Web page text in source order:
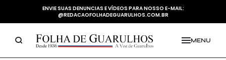
ENVIE SUAS DENUNCIAS E VÍDEOS PARA NOSSO E-MAIL:
@REDACAOFOLHADEGUARULHOS.COM.BR
MENU